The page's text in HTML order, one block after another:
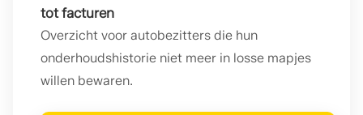
tot facturen
Overzicht voor autobezitters die hun
onderhoudshistorie niet meer in losse mapjes
willen bewaren.